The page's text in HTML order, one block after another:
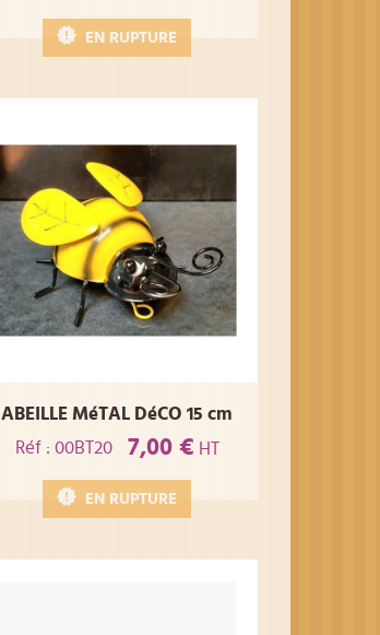
EN RUPTURE
ABEILLE MéTAL DéCO 15 cm
Réf : 00BT20
7,00 € HT
EN RUPTURE